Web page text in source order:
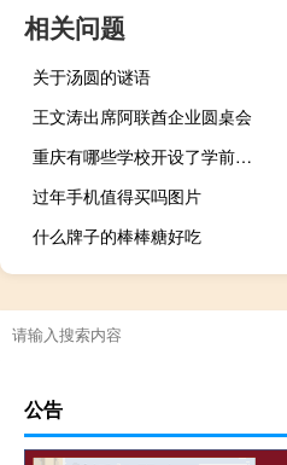
相关问题
关于汤圆的谜语
王文涛出席阿联酋企业圆桌会
重庆有哪些学校开设了学前教育专业
过年手机值得买吗图片
什么牌子的棒棒糖好吃
公告